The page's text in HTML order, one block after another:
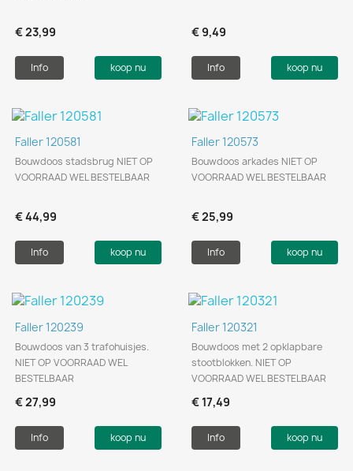
€ 23,99
Info koop nu
€ 9,49
Info koop nu
Faller 120581
Bouwdoos stadsbrug NIET OP
VOORRAAD WEL BESTELBAAR
€ 44,99
Info koop nu
Faller 120573
Bouwdoos arkades NIET OP
VOORRAAD WEL BESTELBAAR
€ 25,99
Info koop nu
Faller 120239
Bouwdoos van 3 trafohuisjes.
NIET OP VOORRAAD WEL
BESTELBAAR
€ 27,99
Info koop nu
Faller 120321
Bouwdoos met 2 opklapbare
stootblokken. NIET OP
VOORRAAD WEL BESTELBAAR
€ 17,49
Info koop nu